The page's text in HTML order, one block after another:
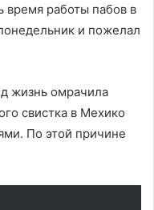
работы пабов в
и пожелал
жизнь омрачила
свистка в Мехико
По этой причине